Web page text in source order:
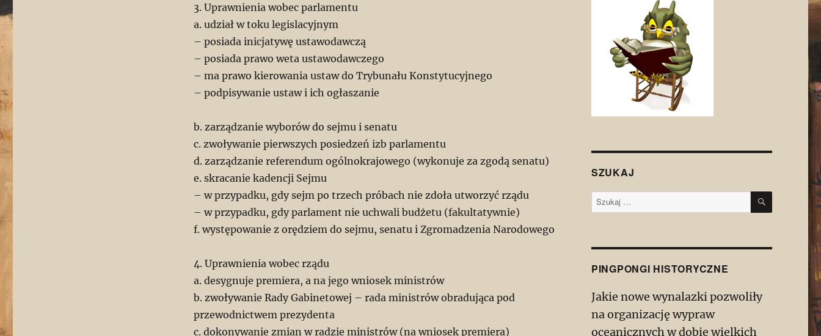
3. Uprawnienia wobec parlamentu
a. udział w toku legislacyjnym
– posiada inicjatywę ustawodawczą
– posiada prawo weta ustawodawczego
– ma prawo kierowania ustaw do Trybunału Konstytucyjnego
– podpisywanie ustaw i ich ogłaszanie
b. zarządzanie wyborów do sejmu i senatu
c. zwoływanie pierwszych posiedzeń izb parlamentu
d. zarządzanie referendum ogólnokrajowego (wykonuje za zgodą senatu)
e. skracanie kadencji Sejmu
– w przypadku, gdy sejm po trzech próbach nie zdoła utworzyć rządu
– w przypadku, gdy parlament nie uchwali budżetu (fakultatywnie)
f. występowanie z orędziem do sejmu, senatu i Zgromadzenia Narodowego
4. Uprawnienia wobec rządu
a. desygnuje premiera, a na jego wniosek ministrów
b. zwoływanie Rady Gabinetowej – rada ministrów obradująca pod
przewodnictwem prezydenta
c. dokonywanie zmian w radzie ministrów (na wniosek premiera)
SZUKAJ
Szukaj: SZUKAJ
PINGPONGI HISTORYCZNE
Jakie nowe wynalazki pozwoliły
na organizację wypraw
oceanicznych w dobie wielkich